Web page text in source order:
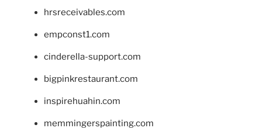
hrsreceivables.com
empconst1.com
cinderella-support.com
bigpinkrestaurant.com
inspirehuahin.com
memmingerspainting.com